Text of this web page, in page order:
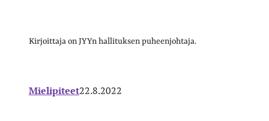
Kirjoittaja on JYYn hallituksen puheenjohtaja.
Mielipiteet22.8.2022